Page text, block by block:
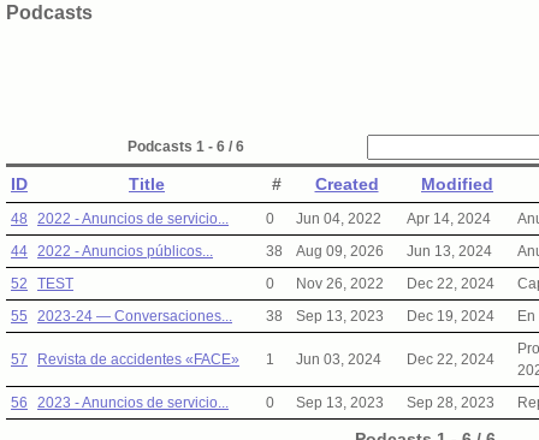
Podcasts
Podcasts 1 - 6 / 6
ID Title # Created Modified
48 2022 - Anuncios de servicio... 0 Jun 04, 2022 Apr 14, 2024
44
2022 - Anuncios públicos... 38 Aug 09, 2026 Jun 13, 2024
52
TEST 0 Nov 26, 2022 Dec 22, 2024
55
2023-24 — Conversaciones... 38 Sep 13, 2023 Dec 19, 2024 En
57 Revista de accidentes «FACE» 1 Jun 03, 2024 Dec 22, 2024
56
2023 - Anuncios de servicio... 0 Sep 13, 2023 Sep 28, 2023